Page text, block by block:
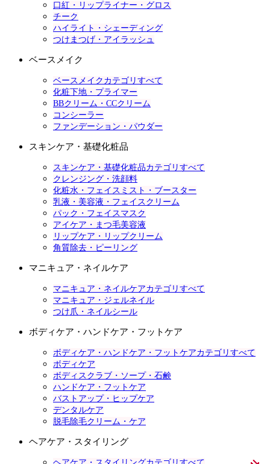
口紅・リップライナー・グロス
チーク
ハイライト・シェーディング
つけまつげ・アイラッシュ
ベースメイク
ベースメイクカテゴリすべて
化粧下地・プライマー
BBクリーム・CCクリーム
コンシーラー
ファンデーション・パウダー
スキンケア・基礎化粧品
スキンケア・基礎化粧品カテゴリすべて
クレンジング・洗顔料
化粧水・フェイスミスト・ブースター
乳液・美容液・フェイスクリーム
パック・フェイスマスク
アイケア・まつ毛美容液
リップケア・リップクリーム
角質除去・ピーリング
マニキュア・ネイルケア
マニキュア・ネイルケアカテゴリすべて
マニキュア・ジェルネイル
つけ爪・ネイルシール
ボディケア・ハンドケア・フットケア
ボディケア・ハンドケア・フットケアカテゴリすべて
ボディケア
ボディスクラブ・ソープ・石鹸
ハンドケア・フットケア
バストアップ・ヒップケア
デンタルケア
脱毛除毛クリーム・ケア
ヘアケア・スタイリング